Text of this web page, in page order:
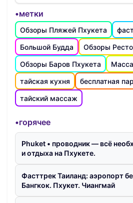
•метки
Обзоры Пляжей Пхукета
Большой Будда
Обзоры
Обзоры Баров Пхукета
тайская кухня
бесплатная
тайский массаж
•горячее
Phuket • проводник — всё
и отдыха на Пхукете.
Фасттрек Таиланд: аэропорт
Бангкок. Пхукет. Чиангмай